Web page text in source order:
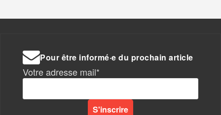
Pour être informé·e du prochain article
Votre adresse mail*